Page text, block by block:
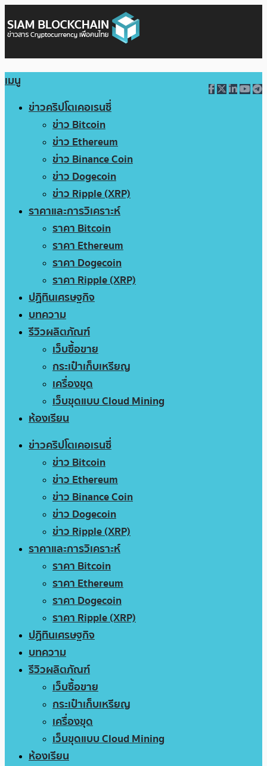
เมนู
ข่าวคริปโตเคอเรนซี่
ข่าว Bitcoin
ข่าว Ethereum
ข่าว Binance Coin
ข่าว Dogecoin
ข่าว Ripple (XRP)
ราคาและการวิเคราะห์
ราคา Bitcoin
ราคา Ethereum
ราคา Dogecoin
ราคา Ripple (XRP)
ปฏิทินเศรษฐกิจ
บทความ
รีวิวผลิตภัณฑ์
เว็บซื้อขาย
กระเป๋าเก็บเหรียญ
เครื่องขุด
เว็บขุดแบบ Cloud Mining
ห้องเรียน
ข่าวคริปโตเคอเรนซี่
ข่าว Bitcoin
ข่าว Ethereum
ข่าว Binance Coin
ข่าว Dogecoin
ข่าว Ripple (XRP)
ราคาและการวิเคราะห์
ราคา Bitcoin
ราคา Ethereum
ราคา Dogecoin
ราคา Ripple (XRP)
ปฏิทินเศรษฐกิจ
บทความ
รีวิวผลิตภัณฑ์
เว็บซื้อขาย
กระเป๋าเก็บเหรียญ
เครื่องขุด
เว็บขุดแบบ Cloud Mining
ห้องเรียน